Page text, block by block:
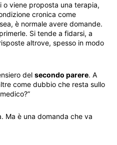
o viene proposta una terapia,
cronica come
è normale avere domande.
Si tende a fidarsi, a
altrove, spesso in modo
del secondo parere. A
come dubbio che resta sullo
Ma è una domanda che va